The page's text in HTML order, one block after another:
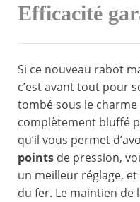
Efficacité
Si ce nouveau rabot
c’est avant tout pour
tombé sous le
complètement bluffé
qu’il vous permet
points de pression,
un meilleur réglage,
du fer. Le maintien